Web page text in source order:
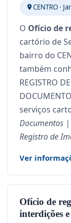
CENTRO ·
O Ofício de
cartório de
bairro do
também
REGISTRO
serviços
Documentos |
Registro de
Ver
Ofício de
interdições